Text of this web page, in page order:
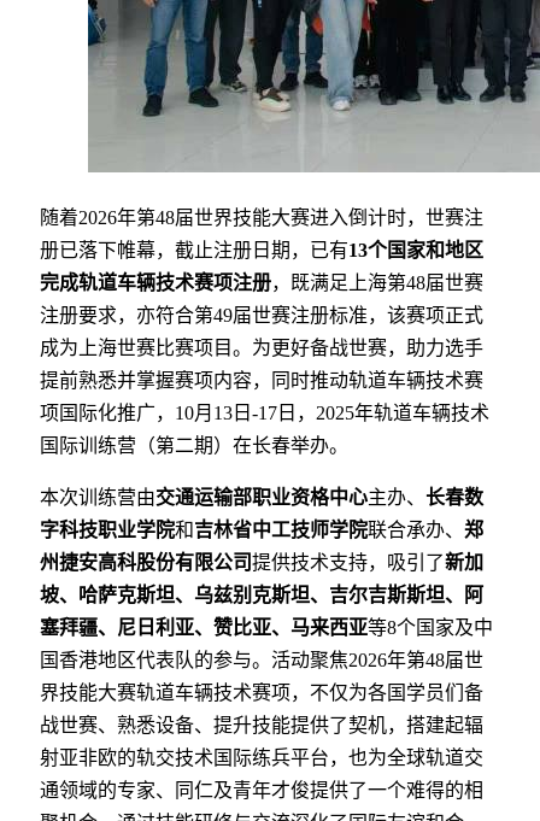
随着2026年第48届世界技能大赛进入倒计时，世赛注
册已落下帷幕，截止注册日期，已有13个国家和地区
完成轨道车辆技术赛项注册，既满足上海第48届世赛
注册要求，亦符合第49届世赛注册标准，该赛项正式
成为上海世赛比赛项目。为更好备战世赛，助力选手
提前熟悉并掌握赛项内容，同时推动轨道车辆技术赛
项国际化推广，10月13日-17日，2025年轨道车辆技术
国际训练营（第二期）在长春举办。
本次训练营由交通运输部职业资格中心主办、 长春数
字科技职业学院和吉林省中工技师学院联合承办、 郑
州捷安高科股份有限公司提供技术支持，吸引了新加
坡、哈萨克斯坦、乌兹别克斯坦、吉尔吉斯斯坦、阿
塞拜疆、尼日利亚、赞比亚、马来西亚等8个国家及中
国香港地区代表队的参与。活动聚焦2026年第48届世
界技能大赛轨道车辆技术赛项，不仅为各国学员们备
战世赛、熟悉设备、提升技能提供了契机，搭建起辐
射亚非欧的轨交技术国际练兵平台，也为全球轨道交
通领域的专家、同仁及青年才俊提供了一个难得的相